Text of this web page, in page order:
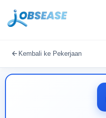
Kembali ke Pekerjaan
Buat profil Anda untuk